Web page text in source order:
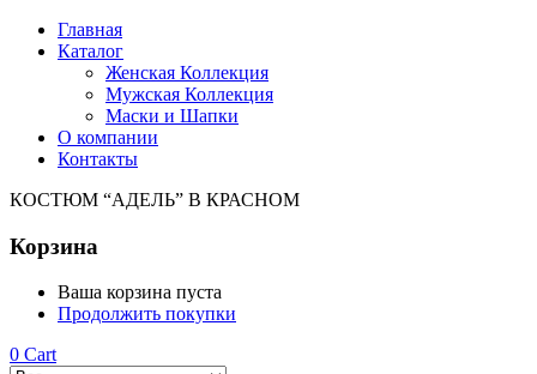
Главная
Каталог
Женская Коллекция
Мужская Коллекция
Маски и Шапки
О компании
Контакты
КОСТЮМ “АДЕЛЬ” В КРАСНОМ
Корзина
Ваша корзина пуста
Продолжить покупки
0 Cart